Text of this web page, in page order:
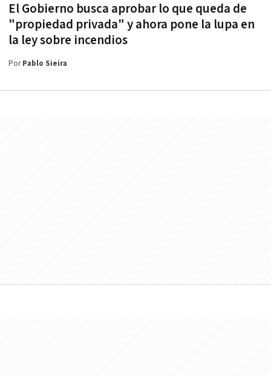
El Gobierno busca aprobar lo que queda de
"propiedad privada" y ahora pone la lupa en
la ley sobre incendios
PorPablo Sieira